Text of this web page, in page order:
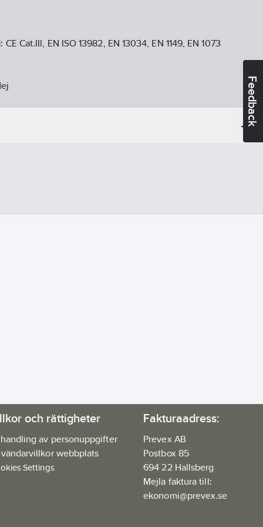
Feedback
CE Cat.III, EN ISO 13982, EN 13034, EN 1149, EN 1073
och rättigheter
av personuppgifter
webbplats
Settings
Fakturaadress:
Prevex AB
Postbox 85
694 22 Hallsberg
Mejla faktura till:
ekonomi@prevex.se